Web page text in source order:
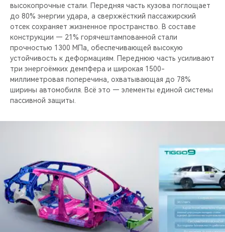
высокопрочные стали. Передняя часть кузова поглощает
до 80% энергии удара, а сверхжёсткий пассажирский
отсек сохраняет жизненное пространство. В составе
конструкции — 21% горячештампованной стали
прочностью 1300 МПа, обеспечивающей высокую
устойчивость к деформациям. Переднюю часть усиливают
три энергоёмких демпфера и широкая 1500-
миллиметровая поперечина, охватывающая до 78%
ширины автомобиля. Всё это — элементы единой системы
пассивной защиты.